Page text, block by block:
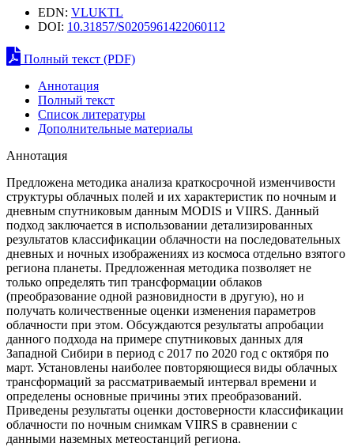
EDN: VLUKTL
DOI: 10.31857/S0205961422060112
Полный текст (PDF)
Аннотация
Полный текст
Список литературы
Дополнительные материалы
Аннотация
Предложена методика анализа краткосрочной изменчивости
структуры облачных полей и их характеристик по ночным и
дневным спутниковым данным MODIS и VIIRS. Данный
подход заключается в использовании детализированных
результатов классификации облачности на последовательных
дневных и ночных изображениях из космоса отдельно взятого
региона планеты. Предложенная методика позволяет не
только определять тип трансформации облаков
(преобразование одной разновидности в другую), но и
получать количественные оценки изменения параметров
облачности при этом. Обсуждаются результаты апробации
данного подхода на примере спутниковых данных для
Западной Сибири в период с 2017 по 2020 год с октября по
март. Установлены наиболее повторяющиеся виды облачных
трансформаций за рассматриваемый интервал времени и
определены основные причины этих преобразований.
Приведены результаты оценки достоверности классификации
облачности по ночным снимкам VIIRS в сравнении с
данными наземных метеостанций региона.